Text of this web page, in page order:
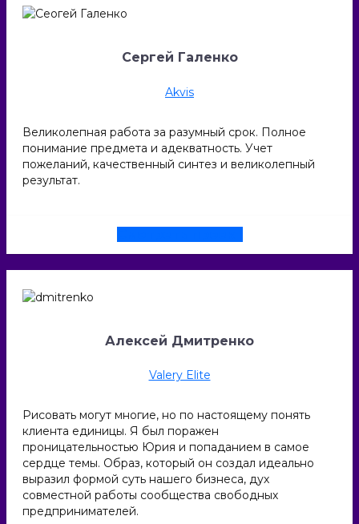
Сергей Галенко
Akvis
Великолепная работа за разумный срок. Полное
понимание предмета и адекватность. Учет
пожеланий, качественный синтез и великолепный
результат.
Алексей Дмитренко
Valery Elite
Рисовать могут многие, но по настоящему понять
клиента единицы. Я был поражен
проницательностью Юрия и попаданием в самое
сердце темы. Образ, который он создал идеально
выразил формой суть нашего бизнеса, дух
совместной работы сообщества свободных
предпринимателей.